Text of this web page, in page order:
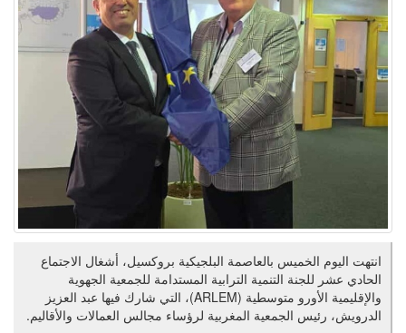
انتهت اليوم الخميس بالعاصمة البلجيكية بروكسيل، أشغال الاجتماع
الحادي عشر للجنة التنمية الترابية المستدامة للجمعية الجهوية
والإقليمية الأورو متوسطية (ARLEM)، التي شارك فيها عبد العزيز
الدرويش، رئيس الجمعية المغربية لرؤساء مجالس العمالات والأقاليم.